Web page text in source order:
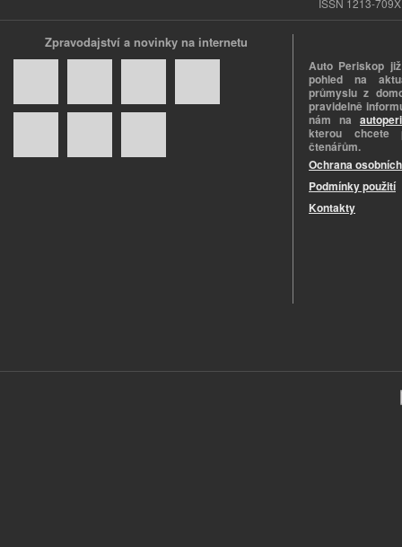
ISSN 1213-
Zpravodajství a novinky na internetu
Auto Periskop
pohled na
průmyslu z
pravidelně
nám na
kterou chcete
čtenářům.
Ochrana
Podmínky použití
Kontakty